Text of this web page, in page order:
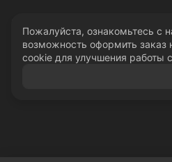
© 2026 - 28bit.ru компьютеры и
Пожалуйста, ознакомьтесь с
возможность оформить
cookie для улучшения работы